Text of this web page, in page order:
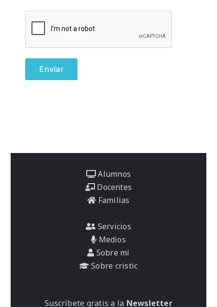
Alumnos
Docentes
Familias
Servicios
Medios
Sobre mí
Sobre cristic
Suscríbete gratis a la Newsletter